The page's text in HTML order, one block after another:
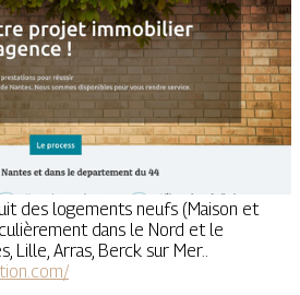
des logements neufs (Maison et
dans le Nord et le
Lille, Arras, Berck sur Mer..